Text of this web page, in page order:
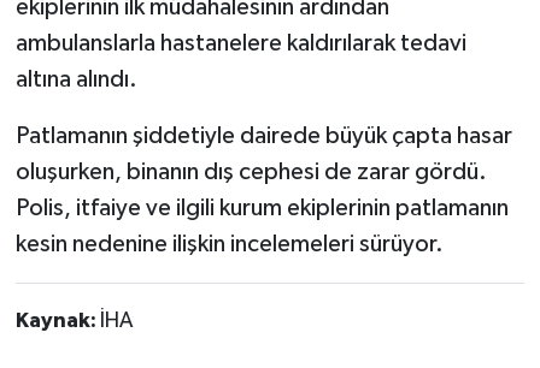
ekiplerinin ilk müdahalesinin ardından
ambulanslarla hastanelere kaldırılarak tedavi
altına alındı.
Patlamanın şiddetiyle dairede büyük çapta hasar
oluşurken, binanın dış cephesi de zarar gördü.
Polis, itfaiye ve ilgili kurum ekiplerinin patlamanın
kesin nedenine ilişkin incelemeleri sürüyor.
Kaynak: İHA